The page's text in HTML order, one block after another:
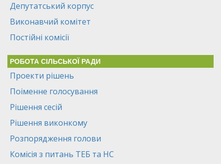
Депутатський корпус
Виконавчий комітет
Постійні комісії
РОБОТА СІЛЬСЬКОЇ РАДИ
Проекти рішень
Поіменне голосування
Рішення сесій
Рішення виконкому
Розпорядження голови
Комісія з питань ТЕБ та НС